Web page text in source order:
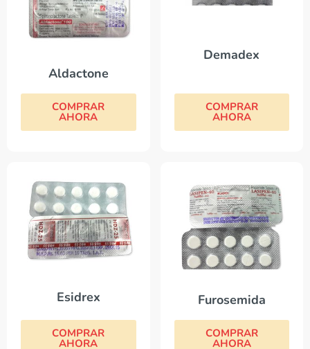
Aldactone
COMPRAR
AHORA
Demadex
COMPRAR
AHORA
Esidrex
COMPRAR
AHORA
Furosemida
COMPRAR
AHORA